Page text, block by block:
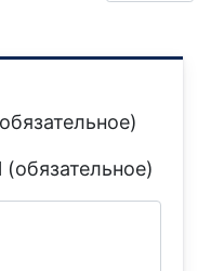
(обязательное)